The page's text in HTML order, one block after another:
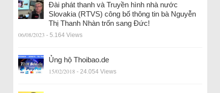
Đài phát thanh và Truyền hình nhà nước
Slovakia (RTVS) công bố thông tin bà Nguyễn
Thị Thanh Nhàn trốn sang Đức!
06/08/2023 - 5.164 Views
Ủng hộ Thoibao.de
15/02/2018 - 24.054 Views